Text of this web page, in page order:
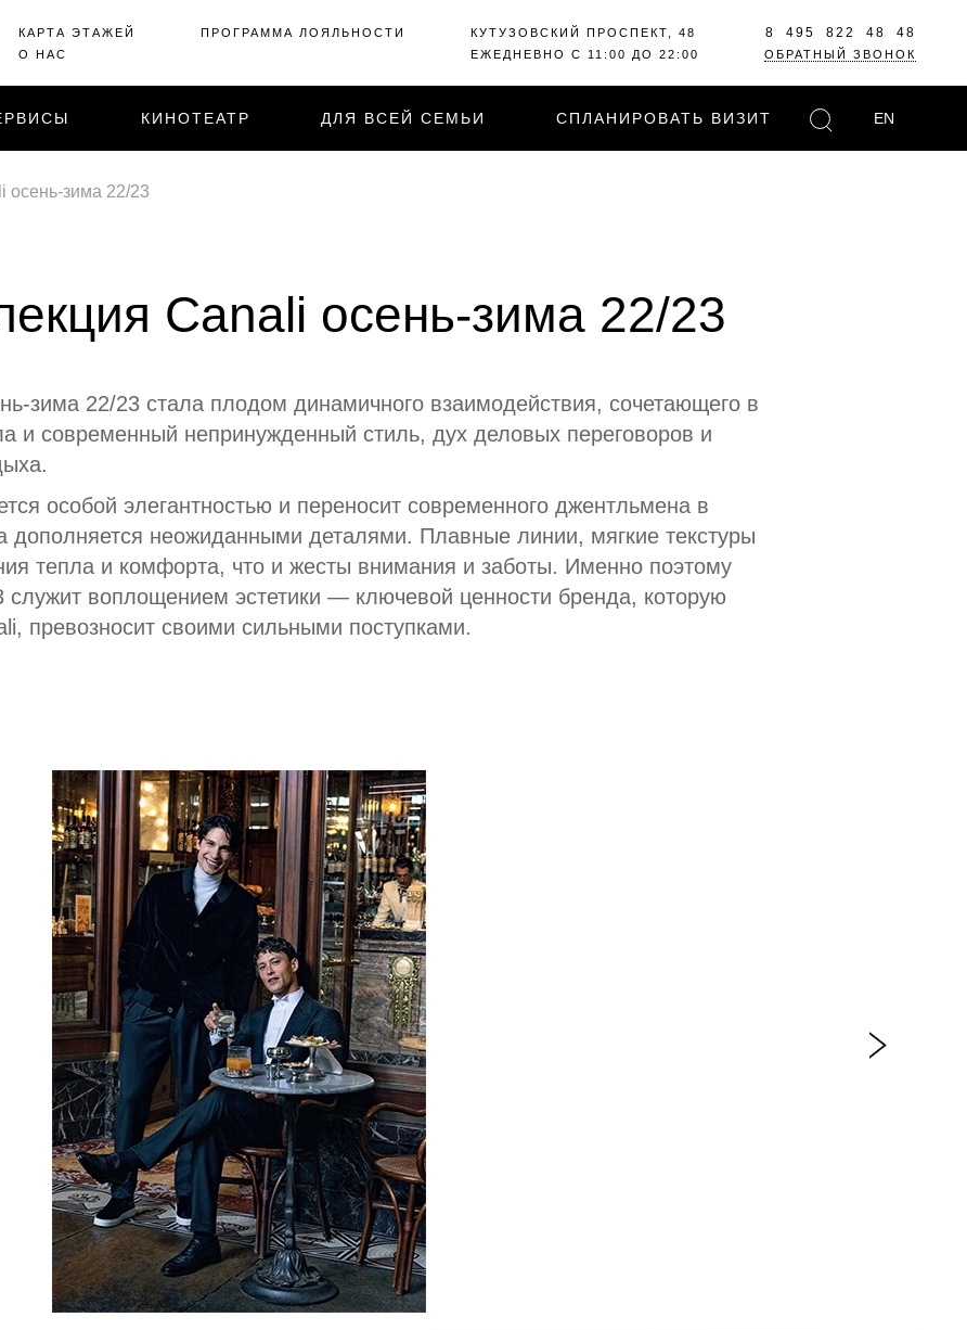
КАРТА ЭТАЖЕЙ
О НАС
ПРОГРАММА ЛОЯЛЬНОСТИ
КУТУЗОВСКИЙ ПРОСПЕКТ, 48
ЕЖЕДНЕВНО С 11:00 ДО 22:00
8 495 822 48 48
ОБРАТНЫЙ ЗВОНОК
КИНОТЕАТР ДЛЯ ВСЕЙ СЕМЬИ СПЛАНИРОВАТЬ ВИЗИТ EN
осень-зима 22/23
Canali осень-зима 22/23
зима 22/23 стала плодом динамичного взаимодействия, сочетающего в
и современный непринужденный стиль, дух деловых переговоров и
особой элегантностью и переносит современного джентльмена в
дополняется неожиданными деталями. Плавные линии, мягкие текстуры
тепла и комфорта, что и жесты внимания и заботы. Именно поэтому
служит воплощением эстетики — ключевой ценности бренда, которую
превозносит своими сильными поступками.